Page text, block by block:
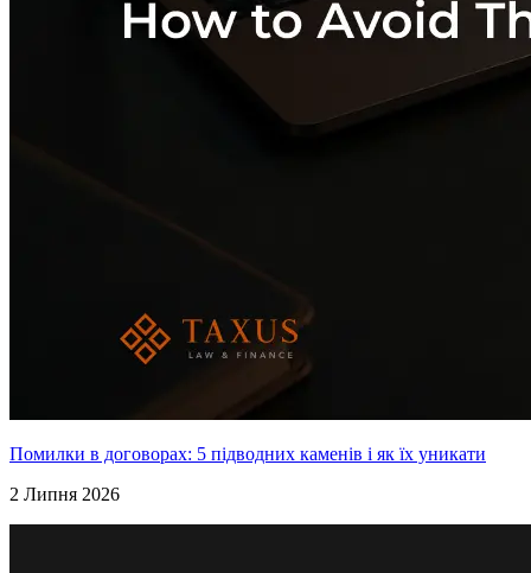
Помилки в договорах: 5 підводних каменів і як їх уникати
2 Липня 2026